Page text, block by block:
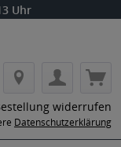
Uhr
widerrufen
Datenschutzerklärung